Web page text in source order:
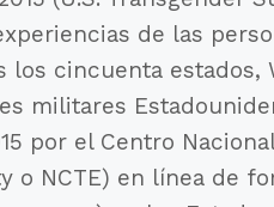
de las
cincuenta estados,
militares
por el Centro
o NCTE) en línea de